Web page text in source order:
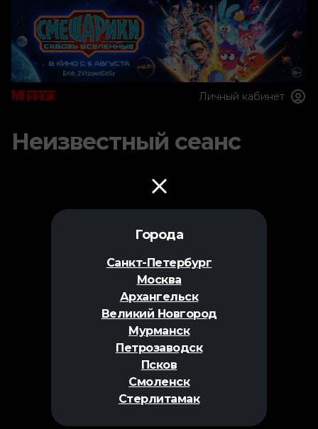
Города
Санкт-Петербург
Москва
Архангельск
Великий Новгород
Мурманск
Петрозаводск
Псков
Смоленск
Стерлитамак
Личный кабинет
Неизвестный сеанс